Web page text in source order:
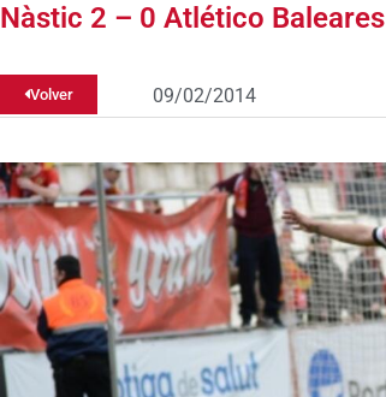
Nàstic 2 – 0 Atlético Baleares
Volver 09/02/2014